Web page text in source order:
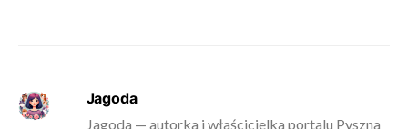
Jagoda
Jagoda — autorka i właścicielka portalu Pyszna